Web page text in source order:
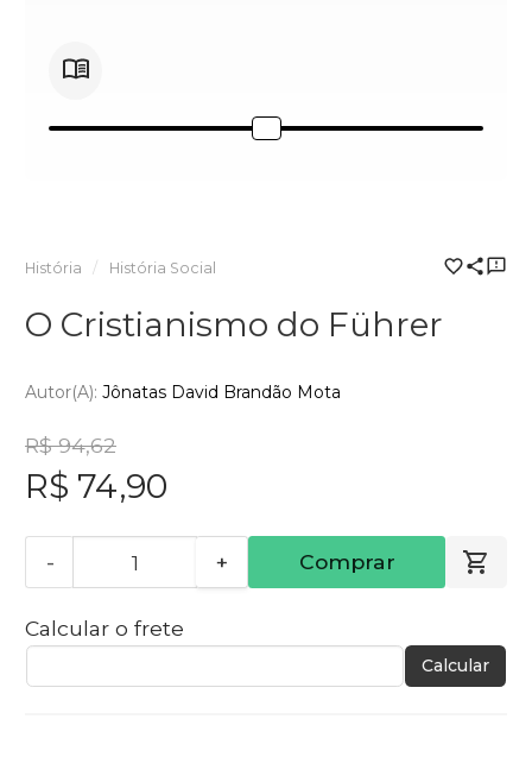
História História Social
O Cristianismo do Führer
Autor(a): Jônatas David Brandão Mota
R$ 94,62
R$ 74,90
- + Comprar
Calcular o frete
Calcular